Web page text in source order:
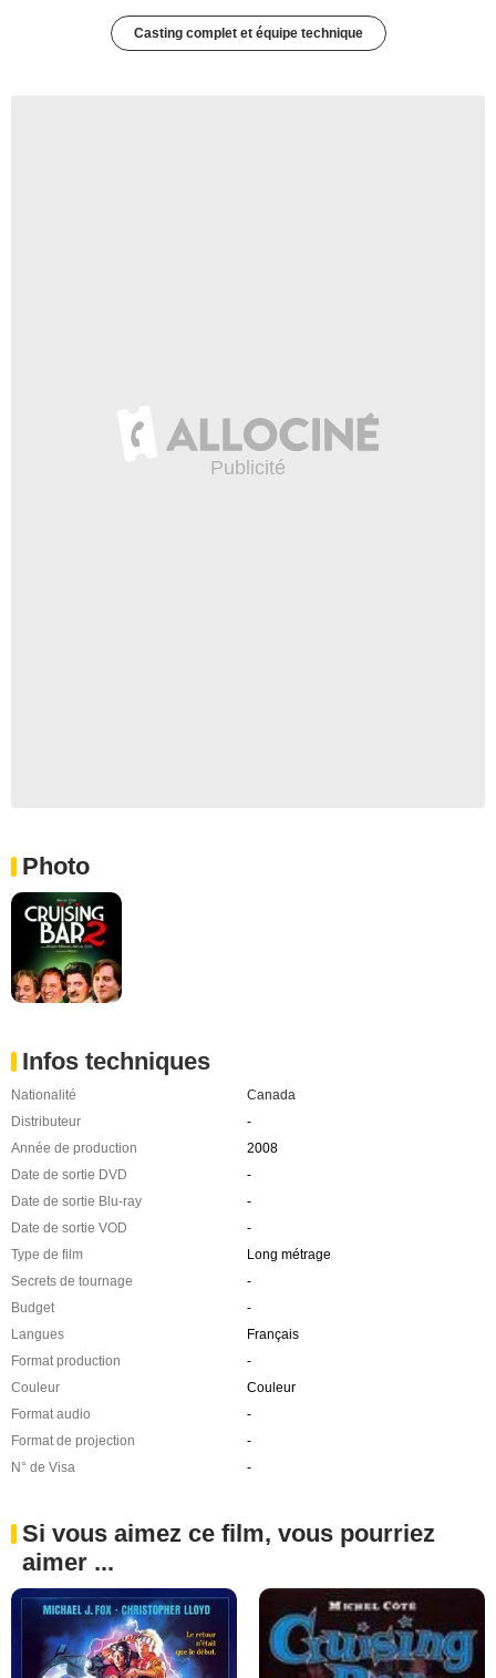
Casting complet et équipe technique
Photo
Infos techniques
Nationalité
Canada
Distributeur
-
Année de production
2008
Date de sortie DVD
-
Date de sortie Blu-ray
-
Date de sortie VOD
-
Type de film
Long métrage
Secrets de tournage
-
Budget
-
Langues
Français
Format production
-
Couleur
Couleur
Format audio
-
Format de projection
-
N° de Visa
-
Si vous aimez ce film, vous pourriez
aimer ...